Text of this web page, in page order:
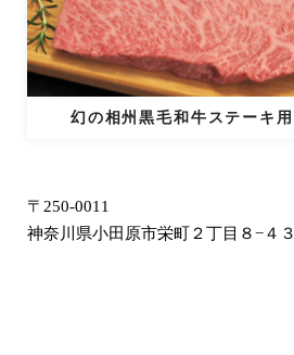
幻の相州黒毛和牛ステーキ用
〒250-0011
神奈川県小田原市栄町２丁目８−４３